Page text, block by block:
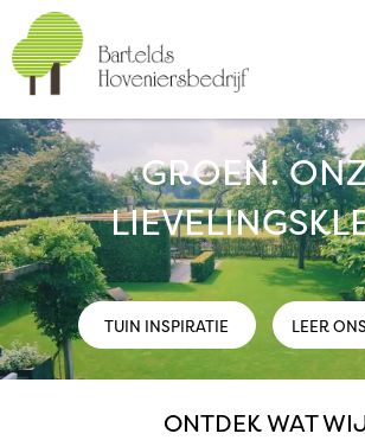
GROEN.
TUIN INSPIRATIE LEER
ONTDEK WAT